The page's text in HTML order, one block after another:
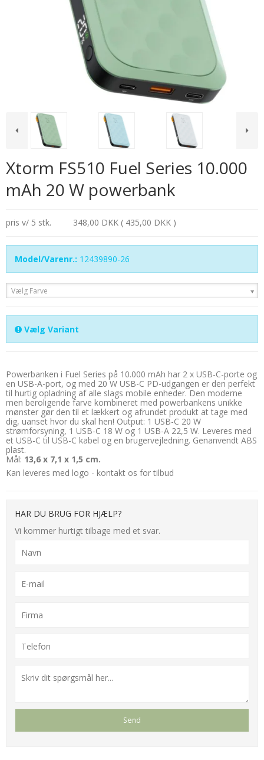
Xtorm FS510 Fuel Series 10.000
mAh 20 W powerbank
pris v/ 5 stk. 348,00 DKK ( 435,00 DKK )
Model/Varenr.: 12439890-26
Vælg Farve
Vælg Variant
Powerbanken i Fuel Series på 10.000 mAh har 2 x USB-C-porte og
en USB-A-port, og med 20 W USB-C PD-udgangen er den perfekt
til hurtig opladning af alle slags mobile enheder. Den moderne
men beroligende farve kombineret med powerbankens unikke
mønster gør den til et lækkert og afrundet produkt at tage med
dig, uanset hvor du skal hen! Output: 1 USB-C 20 W
strømforsyning, 1 USB-C 18 W og 1 USB-A 22,5 W. Leveres med
et USB-C til USB-C kabel og en brugervejledning. Genanvendt ABS
plast.
Mål: 13,6 x 7,1 x 1,5 cm.
Kan leveres med logo - kontakt os for tilbud
HAR DU BRUG FOR HJÆLP?
Vi kommer hurtigt tilbage med et svar.